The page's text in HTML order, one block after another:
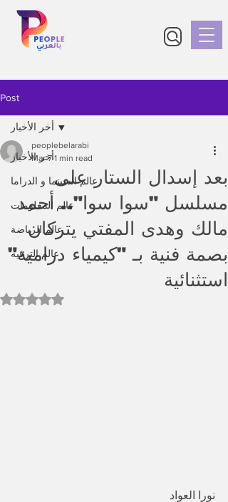
Post
أخر الأخبار
عالم السينما و الدراما
عالم المعلومات
عالم الرياضة
عالم الترفيه
أخر الأخبار
بعد إسدال الستار على
مسلسل "سوا سوا".. أحمد
مالك وهدى المفتي يتركان
بصمة فنية بـ "كيمياء درامية"
استثنائية
peoplebelarabi
Mar 7 1 min read
Rated NaN out of 5 stars.
نورا العواد